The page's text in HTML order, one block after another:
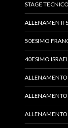
STAGE
ALLENAMENTI
50ESIMO
40ESIMO
ALLENAMENTO